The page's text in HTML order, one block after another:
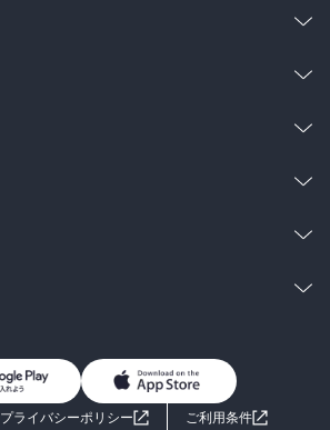
男子向けラノベ
お問い合わせ
プライバシーポリシー
ご利用条件